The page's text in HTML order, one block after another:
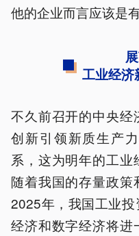
他的企业而言应该是
工业经济
不久前召开的中央经
创新引领新质生产
系，这为明年的工业
随着我国的存量政
2025年，我国工业
经济和数字经济将进